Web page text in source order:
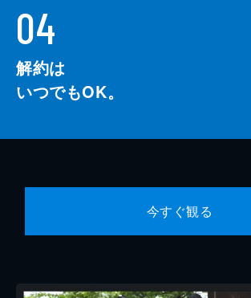
04
解約は
いつでもOK。
今すぐ観る